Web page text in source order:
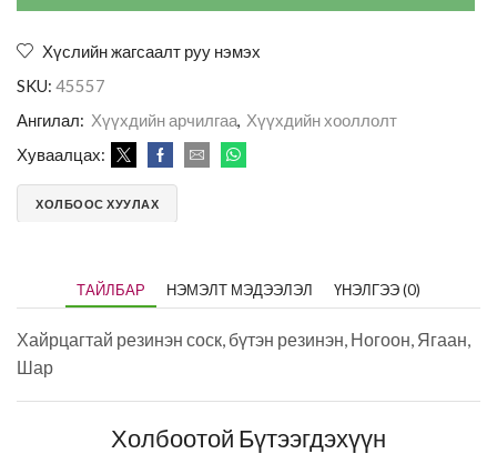
Хүслийн жагсаалт руу нэмэх
SKU: 45557
Ангилал: Хүүхдийн арчилгаа, Хүүхдийн хооллолт
Хуваалцах:
ХОЛБООС ХУУЛАХ
ТАЙЛБАР НЭМЭЛТ МЭДЭЭЛЭЛ ҮНЭЛГЭЭ (0)
Хайрцагтай резинэн соск, бүтэн резинэн, Ногоон, Ягаан,
Шар
Холбоотой Бүтээгдэхүүн